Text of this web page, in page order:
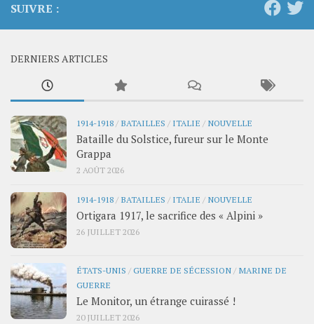
SUIVRE :
DERNIERS ARTICLES
1914-1918 / BATAILLES / ITALIE / NOUVELLE
Bataille du Solstice, fureur sur le Monte
Grappa
2 AOÛT 2026
1914-1918 / BATAILLES / ITALIE / NOUVELLE
Ortigara 1917, le sacrifice des « Alpini »
26 JUILLET 2026
ÉTATS-UNIS /GUERRE DE SÉCESSION / MARINE DE
GUERRE
Le Monitor, un étrange cuirassé !
20 JUILLET 2026